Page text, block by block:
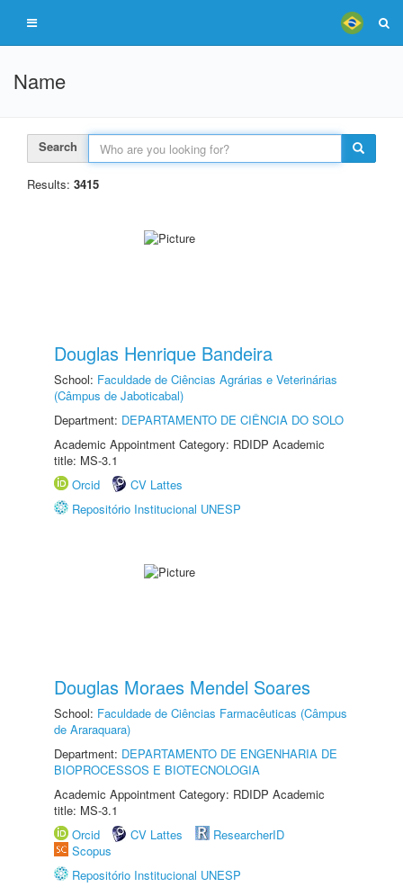
Name
Search
Results: 3415
Douglas Henrique Bandeira
School: Faculdade de Ciências Agrárias e Veterinárias
(Câmpus de Jaboticabal)
Department: DEPARTAMENTO DE CIÊNCIA DO SOLO
Academic Appointment Category: RDIDP Academic
title: MS-3.1
Orcid
CV Lattes
Repositório Institucional UNESP
Douglas Moraes Mendel Soares
School: Faculdade de Ciências Farmacêuticas (Câmpus
de Araraquara)
Department: DEPARTAMENTO DE ENGENHARIA DE
BIOPROCESSOS E BIOTECNOLOGIA
Academic Appointment Category: RDIDP Academic
title: MS-3.1
Orcid
CV Lattes
ResearcherID
Scopus
Repositório Institucional UNESP